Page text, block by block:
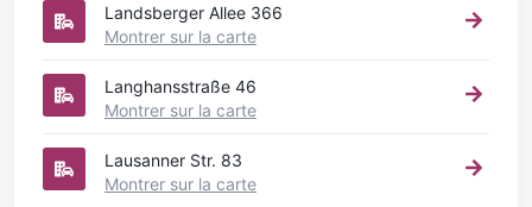
Landsberger Allee 366
Montrer sur la carte
Langhansstraße 46
Montrer sur la carte
Lausanner Str. 83
Montrer sur la carte